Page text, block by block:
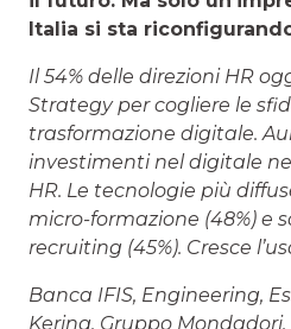
Italia si sta
Il 54% delle direzioni HR
Strategy per cogliere le
trasformazione digitale.
investimenti nel digitale
HR. Le tecnologie più
micro-formazione (48%) e
recruiting (45%). Cresce
Banca IFIS, Engineering,
Kering, Gruppo Mondadori,